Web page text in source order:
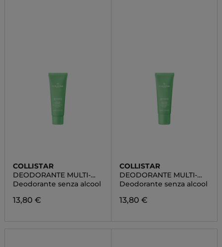
COLLISTAR
DEODORANTE MULTI-
ATTIVO - CREMA AL
LATTE DI RISO - 48H
Deodorante senza alcool
13,80 €
COLLISTAR
DEODORANTE MULTI-
ATTIVO ROLL-ON - AL
LATTE DI AVENA - 48H
Deodorante senza alcool
13,80 €